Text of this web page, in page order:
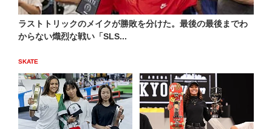
ラストトリックのメイクが勝敗を分けた。最後の最後までわ
からない熾烈な戦い「SLS...
SKATE